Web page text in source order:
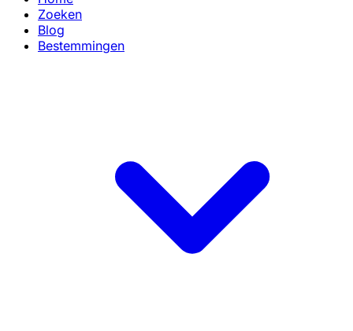
Zoeken
Blog
Bestemmingen